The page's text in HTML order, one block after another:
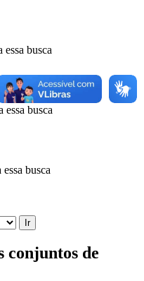
busca
essa busca
busca
Ir
conjuntos de